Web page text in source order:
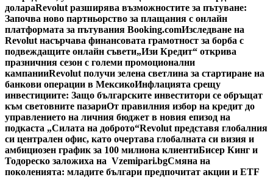
долараRevolut разширява възможностите за пътуване:
Започва ново партньорство за плащания с онлайн
платформата за пътувания Booking.comИзследване на
Revolut насърчава финансовата грамотност за борба с
подвеждащите онлайн съвети„Изи Кредит“ открива
празничния сезон с големи промоционални
кампанииRevolut получи зелена светлина за стартиране на
банкови операции в МексикоИнфлацията срещу
инвестициите: Защо българските инвеститори се обръщат
към световните пазариОт правилния избор на кредит до
управлението на личния бюджет в новия епизод на
подкаста „Силата на доброто“Revolut представя глобалния
си централен офис, като очертава глобалната си визия и
амбициозен график за 100 милиона клиентиБисер Кинг и
Тодореско заложиха на Vzemipari.bgСмяна на
поколенията: младите българи предпочитат акции и ETF